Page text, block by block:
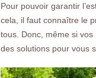
Pour pouvoir garantir
cela, il faut connaître le
tous. Donc, même si
des solutions pour vous